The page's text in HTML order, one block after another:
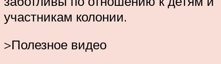
участникам колонии.
>Полезное видео